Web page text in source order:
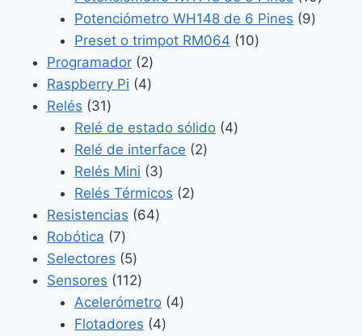
Potenciómetro WH148 de 6 Pines 99
Preset o trimpot RM064 1010
Programador 22
productos
Raspberry Pi 44
Relés 3131
productos
Relé de estado sólido 44
Relé de interface 22
Relés Mini 33
productos
Relés Térmicos 22
Resistencias 6464
Robótica 77
productos
Selectores 55
productos
Sensores 112112
productos
Acelerómetro 44
Flotadores 44